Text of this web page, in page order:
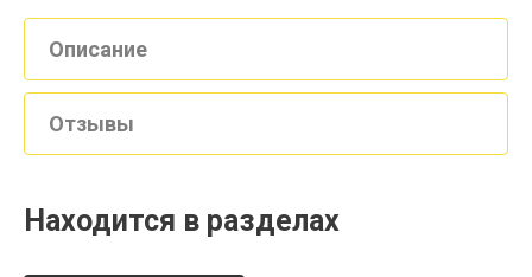
Описание
Отзывы
Находится в разделах